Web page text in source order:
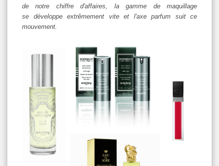
de notre chiffre d'affaires, la gamme de maquillage
se développe extrêmement vite et l'axe parfum suit ce
mouvement.